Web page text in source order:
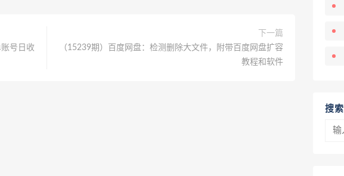
号日收
下一篇
（15239期）百度网盘：检测删除大文件，附带百度网盘扩容
教程和软件
搜索